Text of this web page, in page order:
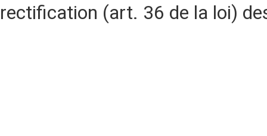
rectification (art. 36 de la loi)